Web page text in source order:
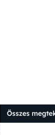
Összes